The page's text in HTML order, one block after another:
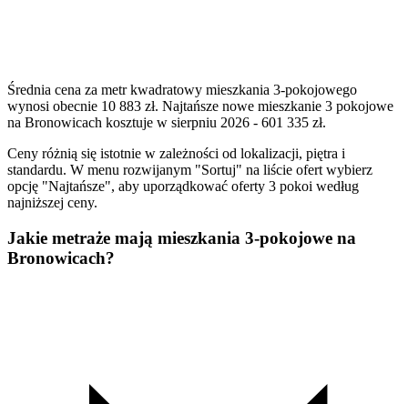
Średnia cena za metr kwadratowy mieszkania 3-pokojowego
wynosi obecnie 10 883 zł. Najtańsze nowe mieszkanie 3 pokojowe
na Bronowicach kosztuje w sierpniu 2026 - 601 335 zł.
Ceny różnią się istotnie w zależności od lokalizacji, piętra i
standardu. W menu rozwijanym "Sortuj" na liście ofert wybierz
opcję "Najtańsze", aby uporządkować oferty 3 pokoi według
najniższej ceny.
Jakie metraże mają mieszkania 3-pokojowe na
Bronowicach?